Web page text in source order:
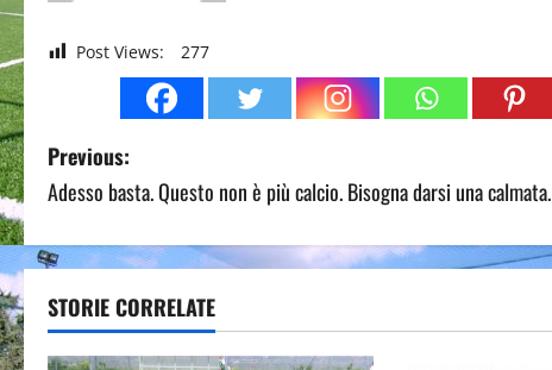
Post Views: 277
P
o
s
t
Previous:
Adesso basta. Questo non è più calcio. Bisogna darsi una calmata.
STORIE CORRELATE